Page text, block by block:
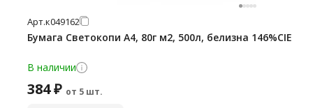
Арт.к049162
Бумага Светокопи А4, 80г м2, 500л, белизна 146%CIE
В наличии
384 ₽ от 5 шт.